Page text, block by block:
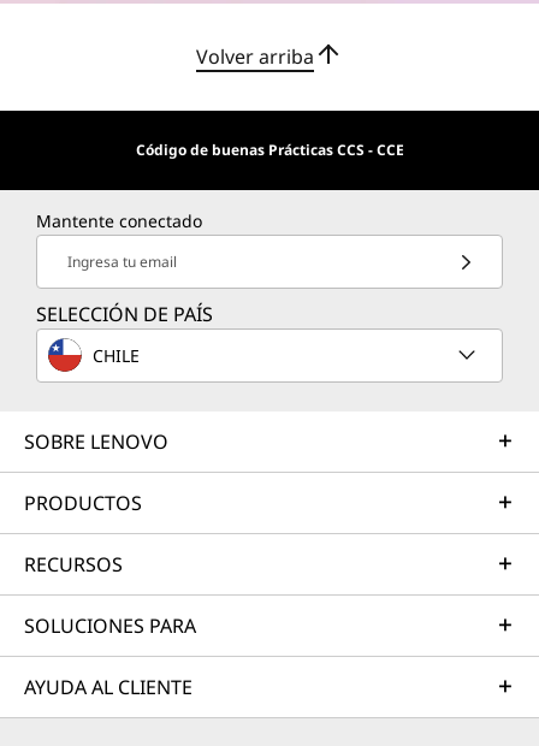
Volver arriba
Código de buenas Prácticas CCS - CCE
Mantente conectado
Ingresa tu email
SELECCIÓN DE PAÍS
CHILE
SOBRE LENOVO
PRODUCTOS
RECURSOS
SOLUCIONES PARA
AYUDA AL CLIENTE